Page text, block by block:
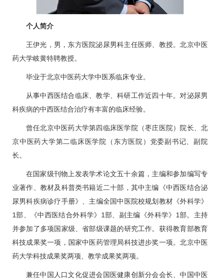
个人简介
王伊光 ，男，东方医院泌尿男科主任医师、教授。北京中医
药大学岐黄特聘教授。
毕业于北京中医药大学中医系临床专业。
从事中西医结合临床、教学、科研工作近四十年。对泌尿男
科疾病的中西医结合治疗有丰富的临床经验。
曾任北京中医药大学第四临床医学院（枣庄医院）院长、北
京中医药大学第二临床医学院（东方医院）党委副书记、副院
长。
在国家级刊物上发表学术论文五十余篇，主编和参加编写专
业著作、教材及科普类书籍近二十部，其中主编《中西医结合泌
尿男科疾病诊疗手册》、主编全国中医院校规划教材《外科学》
1部、《中西医结合外科学》1部、副主编《外科学》1部。主持
并参加了多项国家级、省部级课题的研究工作。获得教育部教育
科技成果奖一项，国家中医药管理局科技进步奖一项。北京中医
药大学科技成果奖两项、教学成果奖两项。
兼任中国人口文化促进会国医健康创新分会会长、中国中医